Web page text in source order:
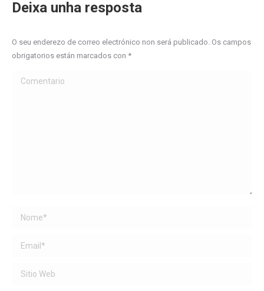
Deixa unha resposta
O seu enderezo de correo electrónico non será publicado. Os campos
obrigatorios están marcados con *
Comentario
Name *
Email *
Sitio Web